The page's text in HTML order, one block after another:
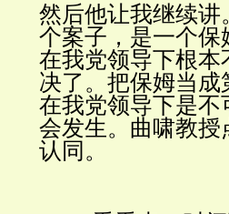
然后他让我继续
个案子，是一个
在我党领导下根
决了。把保姆当
在我党领导下是
会发生。曲啸教
认同。